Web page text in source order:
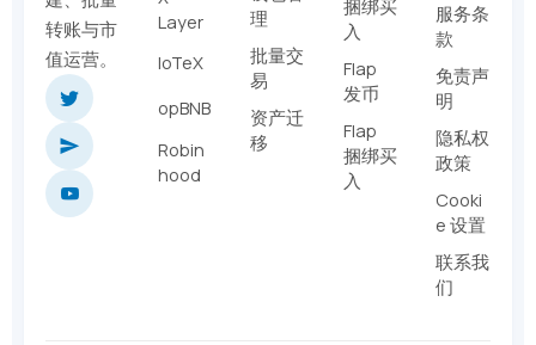
转账与市
值运营。
Layer
IoTeX
opBNB
Robin
hood
理
批量交
易
资产迁
移
捆绑买
入
Flap
发币
Flap
捆绑买
入
服务条
款
免责声
明
隐私权
政策
Cooki
e 设置
联系我
们